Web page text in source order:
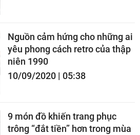
Nguồn cảm hứng cho những ai
yêu phong cách retro của thập
niên 1990
10/09/2020 | 05:38
9 món đồ khiến trang phục
trông “đắt tiền” hơn trong mùa